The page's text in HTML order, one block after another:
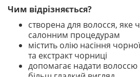
Чим відрізняється?
створена для волосся, яке
салонним процедурам
містить олію насіння
та екстракт чорниці
допомагає надати волоссю